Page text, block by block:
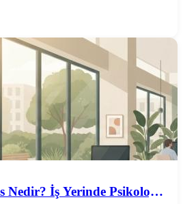
Nedir? İş Yerinde Psikolojik